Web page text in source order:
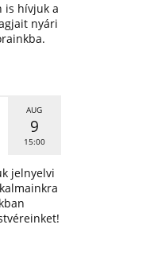
is hívjuk a
nyári
AUG
9
15:00
jelnyelvi